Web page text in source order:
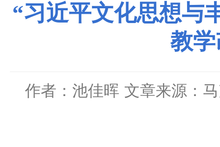
“习近平文化思想与
教
作者：池佳晖 文章来源：